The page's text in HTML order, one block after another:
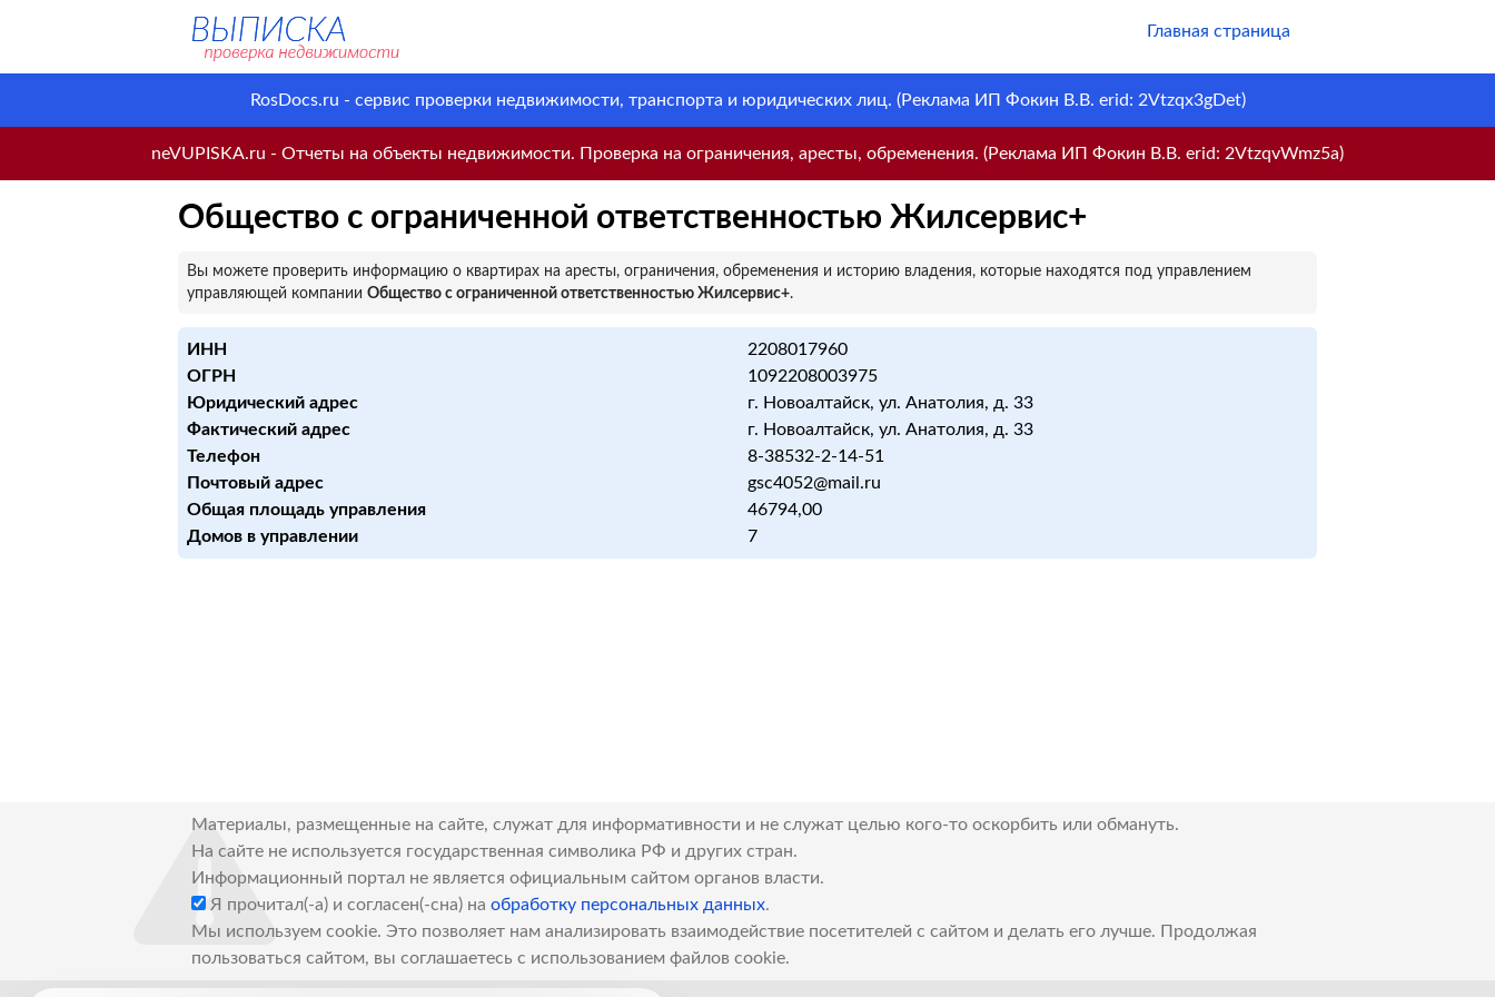
Главная страница
RosDocs.ru - сервис проверки недвижимости, транспорта и юридических лиц. (Реклама ИП Фокин В.В. erid: 2Vtzqx3gDet)
neVUPISKA.ru - Отчеты на объекты недвижимости. Проверка на ограничения, аресты, обременения. (Реклама ИП Фокин В.В. erid: 2VtzqvWmz5a)
Общество с ограниченной ответственностью Жилсервис+
Вы можете проверить информацию о квартирах на аресты, ограничения, обременения и историю владения, которые находятся под управлением
управляющей компании Общество с ограниченной ответственностью Жилсервис+.
ИНН
2208017960
ОГРН
1092208003975
Юридический адрес
г. Новоалтайск, ул. Анатолия, д. 33
Фактический адрес
г. Новоалтайск, ул. Анатолия, д. 33
Телефон
8-38532-2-14-51
Почтовый адрес
gsc4052@mail.ru
Общая площадь управления
46794,00
Домов в управлении
7
Материалы, размещенные на сайте, служат для информативности и не служат целью кого-то оскорбить или обмануть.
На сайте не используется государственная символика РФ и других стран.
Информационный портал не является официальным сайтом органов власти.
Я прочитал(-а) и согласен(-сна) на обработку персональных данных.
Мы используем cookie. Это позволяет нам анализировать взаимодействие посетителей с сайтом и делать его лучше. Продолжая
пользоваться сайтом, вы соглашаетесь с использованием файлов cookie.